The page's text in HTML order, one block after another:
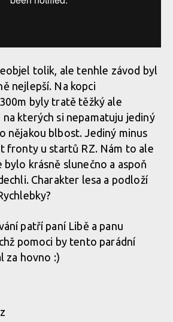
tolik, ale tenhle závod byl
nejlepší. Na kopci
byly tratě těžký ale
na kterých si nepamatuju jediný
nějakou blbost. Jediný minus
fronty u startů RZ. Nám to ale
krásně slunečno a aspoň
Charakter lesa a podloží
patří paní Libě a panu
pomoci by tento parádní
za hovno :)